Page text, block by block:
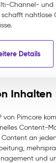
Channel- und
nahtlose
Details
Inhalten
von Pimcore
Content-
an
und